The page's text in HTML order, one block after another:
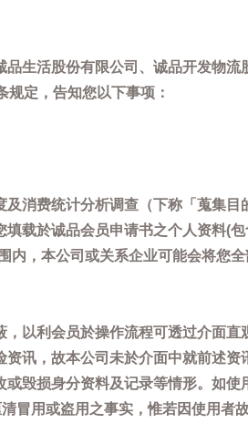
生活股份有限公司、诚品开发物流
定，告知您以下事项：
消费统计分析调查（下称「蒐集目
载於诚品会员申请书之个人资料(
内，本公司或关系企业可能会将您
以利会员於操作流程可透过介面直
讯，故本公司未於介面中就前述资
毁损身分资料及记录等情形。如使
冒用或盗用之事实，惟若因使用者